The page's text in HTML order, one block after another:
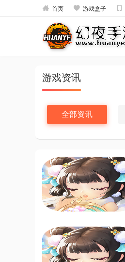
 首页  游戏盒子 
游戏资讯
全部资讯